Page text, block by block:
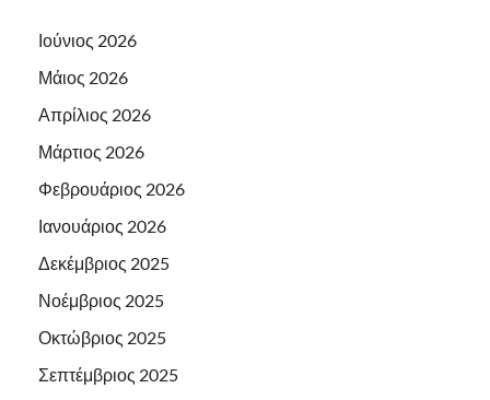
Ιούνιος 2026
Μάιος 2026
Απρίλιος 2026
Μάρτιος 2026
Φεβρουάριος 2026
Ιανουάριος 2026
Δεκέμβριος 2025
Νοέμβριος 2025
Οκτώβριος 2025
Σεπτέμβριος 2025